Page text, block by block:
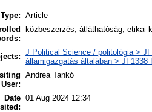
Article
közbeszerzés, átláthatóság, etikai
J Political Science / politológia >
államigazgatás általában >
User:
Andrea Tankó
Date 01 Aug 2024 12:34